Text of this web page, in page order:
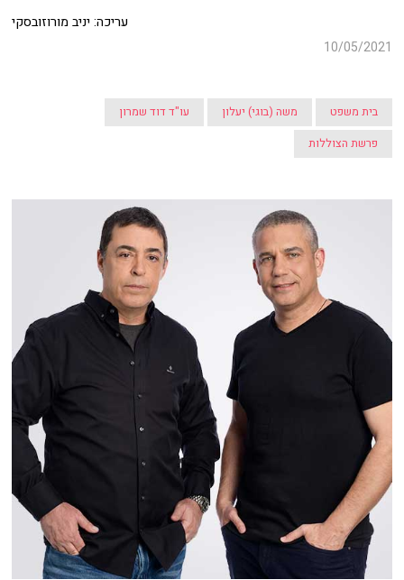
עריכה: יניב מורוזובסקי
10/05/2021
בית משפט משה (בוגי) יעלון
עו"ד דוד שמרון
פרשת הצוללות